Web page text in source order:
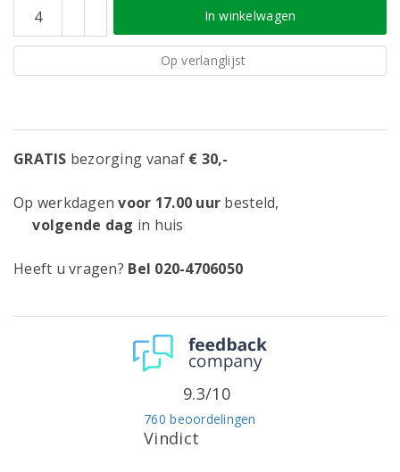
In winkelwagen
Op verlanglijst
GRATIS bezorging vanaf € 30,-
Op werkdagenvoor 17.00 uur besteld,
volgende dag in huis
Heeft u vragen? Bel 020-4706050
Vindict
760 beoordelingen
9.3/10